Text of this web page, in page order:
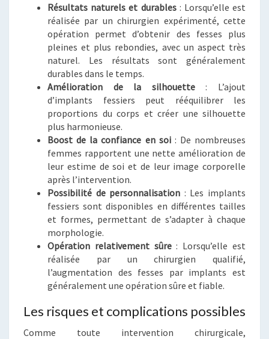
Résultats naturels et durables: Lorsqu’elle est
réalisée par un chirurgien expérimenté, cette
opération permet d’obtenir des fesses plus
pleines et plus rebondies, avec un aspect très
naturel. Les résultats sont généralement
durables dans le temps.
Amélioration de la silhouette: L’ajout
d’implants fessiers peut rééquilibrer les
proportions du corps et créer une silhouette
plus harmonieuse.
Boost de la confiance en soi: De nombreuses
femmes rapportent une nette amélioration de
leur estime de soi et de leur image corporelle
après l’intervention.
Possibilité de personnalisation : Les implants
fessiers sont disponibles en différentes tailles
et formes, permettant de s’adapter à chaque
morphologie.
Opération relativement sûre: Lorsqu’elle est
réalisée par un chirurgien qualifié,
l’augmentation des fesses par implants est
généralement une opération sûre et fiable.
Les risques et complications possibles
Comme toute intervention chirurgicale,